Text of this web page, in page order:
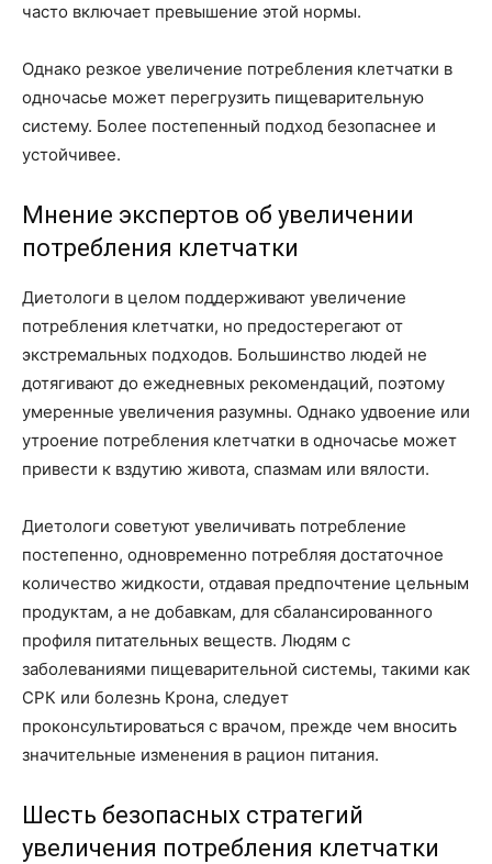
часто включает превышение этой нормы.
Однако резкое увеличение потребления клетчатки в
одночасье может перегрузить пищеварительную
систему. Более постепенный подход безопаснее и
устойчивее.
Мнение экспертов об увеличении
потребления клетчатки
Диетологи в целом поддерживают увеличение
потребления клетчатки, но предостерегают от
экстремальных подходов. Большинство людей не
дотягивают до ежедневных рекомендаций, поэтому
умеренные увеличения разумны. Однако удвоение или
утроение потребления клетчатки в одночасье может
привести к вздутию живота, спазмам или вялости.
Диетологи советуют увеличивать потребление
постепенно, одновременно потребляя достаточное
количество жидкости, отдавая предпочтение цельным
продуктам, а не добавкам, для сбалансированного
профиля питательных веществ. Людям с
заболеваниями пищеварительной системы, такими как
СРК или болезнь Крона, следует
проконсультироваться с врачом, прежде чем вносить
значительные изменения в рацион питания.
Шесть безопасных стратегий
увеличения потребления клетчатки